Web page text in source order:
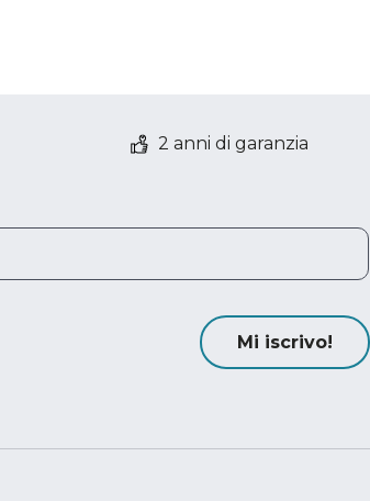
2 anni di garanzia
Mi iscrivo!